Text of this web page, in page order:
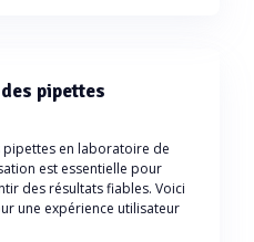
pipettes
en laboratoire de
est essentielle pour
des résultats fiables. Voici
une expérience utilisateur